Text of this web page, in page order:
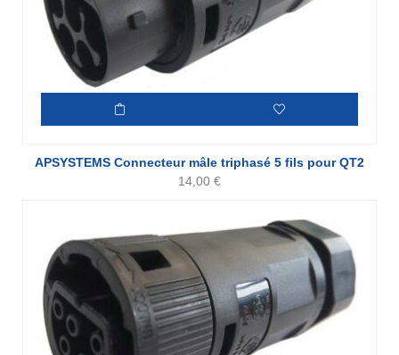
APSYSTEMS Connecteur mâle triphasé 5 fils pour QT2
14,00 €